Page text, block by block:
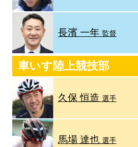
長濱 一年 監督
車いす陸上競技部
久保 恒造選手
馬場 達也 選手